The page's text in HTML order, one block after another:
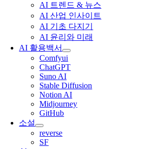
AI 트렌드 & 뉴스
AI 산업 인사이트
AI 기초 다지기
AI 윤리와 미래
AI 활용백서
Comfyui
ChatGPT
Suno AI
Stable Diffusion
Notion AI
Midjourney
GitHub
소설
reverse
SF